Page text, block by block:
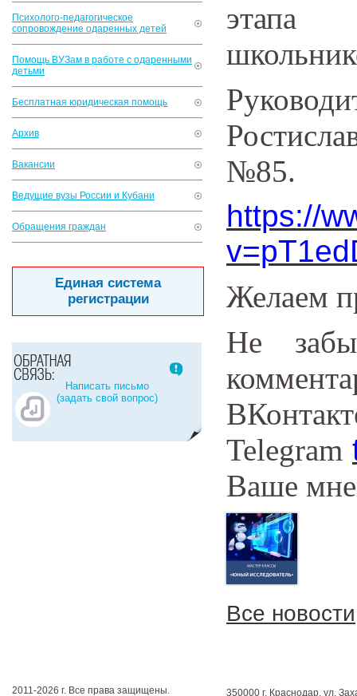
Психолого-педагогическое
сопровождение одаренных детей
Помощь ВУЗам в работе с одаренными
детьми
Бесплатная юридическая помощь
Архив
Вакансии
Ведущие вузы России и Кубани
Обращения граждан
Единая система
регистрации
Написать письмо
(задать свой вопрос)
этапа
№85.
https://
Желаем
Не
Telegram
Ваше
Все новости
2011-2026 г. Все права защищены. 350000 г. Краснодар, ул.